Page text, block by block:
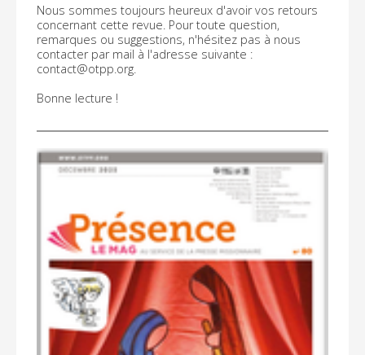
Nous sommes toujours heureux d'avoir vos retours
concernant cette revue. Pour toute question,
remarques ou suggestions, n'hésitez pas à nous
contacter par mail à l'adresse suivante :
contact@otpp.org.
Bonne lecture !